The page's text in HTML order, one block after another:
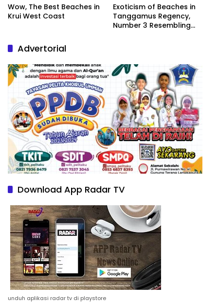
Wow, The Best Beaches in
Krui West Coast
Exoticism of Beaches in
Tanggamus Regency,
Number 3 Resembling
Advertorial
Download App Radar TV
unduh aplikasi radar tv di playstore